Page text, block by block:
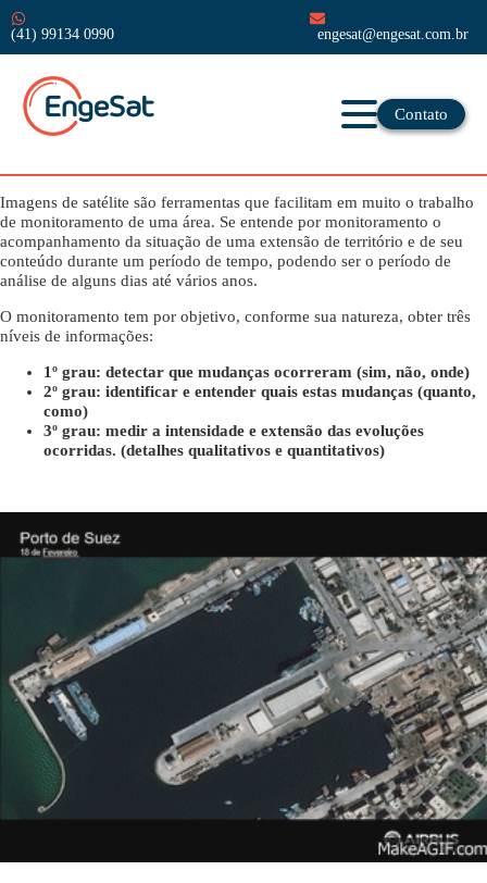
(41) 99134 0990 engesat@engesat.com.br
Contato
Imagens de satélite são ferramentas que facilitam em muito o trabalho
de monitoramento de uma área. Se entende por monitoramento o
acompanhamento da situação de uma extensão de território e de seu
conteúdo durante um período de tempo, podendo ser o período de
análise de alguns dias até vários anos.
O monitoramento tem por objetivo, conforme sua natureza, obter três
níveis de informações:
1º grau: detectar que mudanças ocorreram (sim, não, onde)
2º grau: identificar e entender quais estas mudanças (quanto,
como)
3º grau: medir a intensidade e extensão das evoluções
ocorridas. (detalhes qualitativos e quantitativos)